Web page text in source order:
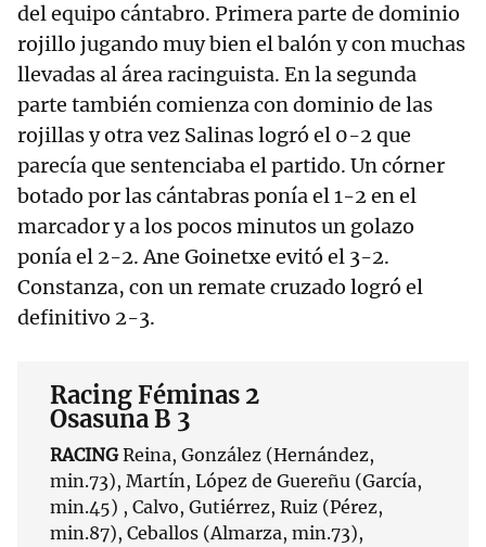
del equipo cántabro. Primera parte de dominio
rojillo jugando muy bien el balón y con muchas
llevadas al área racinguista. En la segunda
parte también comienza con dominio de las
rojillas y otra vez Salinas logró el 0-2 que
parecía que sentenciaba el partido. Un córner
botado por las cántabras ponía el 1-2 en el
marcador y a los pocos minutos un golazo
ponía el 2-2. Ane Goinetxe evitó el 3-2.
Constanza, con un remate cruzado logró el
definitivo 2-3.
Racing Féminas 2
Osasuna B 3
RACINGReina, González (Hernández,
min.73), Martín, López de Guereñu (García,
min.45) , Calvo, Gutiérrez, Ruiz (Pérez,
min.87), Ceballos (Almarza, min.73),